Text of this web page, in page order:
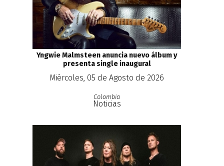
Yngwie Malmsteen anuncia nuevo álbum y
presenta single inaugural
Miércoles, 05 de Agosto de 2026
Colombia
Noticias